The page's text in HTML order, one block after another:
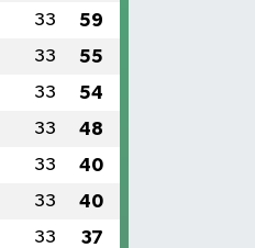
33 59
33 55
33 54
33 48
33 40
33 40
33 37